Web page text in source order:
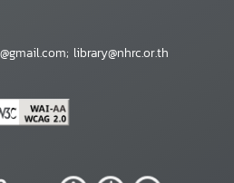
library@nhrc.or.th